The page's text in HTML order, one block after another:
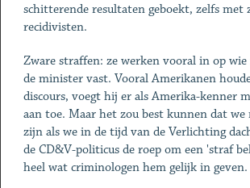
schitterende resultaten geboekt, zelfs met
recidivisten.
Zware straffen: ze werken vooral in op
de minister vast. Vooral Amerikanen
discours, voegt hij er als Amerika-kenner
aan toe. Maar het zou best kunnen dat
zijn als we in de tijd van de Verlichting
de CD&V-politicus de roep om een 'straf
heel wat criminologen hem gelijk in geven.